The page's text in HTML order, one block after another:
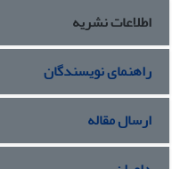
اطلاعات نشریه
راهنمای نویسندگان
ارسال مقاله